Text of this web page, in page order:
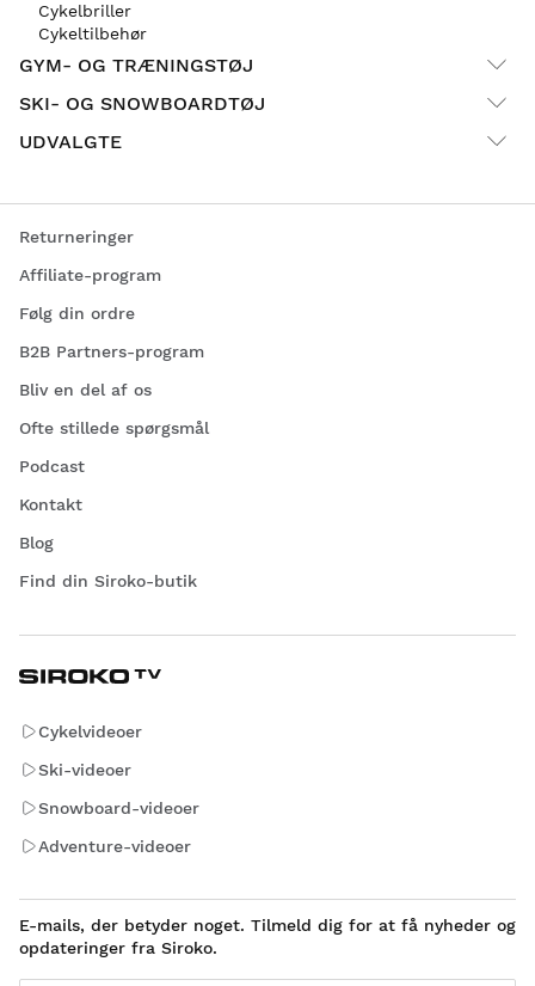
Cykelbriller
Cykeltilbehør
GYM- OG TRÆNINGSTØJ
SKI- OG SNOWBOARDTØJ
UDVALGTE
Returneringer
Affiliate-program
Følg din ordre
B2B Partners-program
Bliv en del af os
Ofte stillede spørgsmål
Podcast
Kontakt
Blog
Find din Siroko-butik
Cykelvideoer
Ski-videoer
Snowboard-videoer
Adventure-videoer
E-mails, der betyder noget. Tilmeld dig for at få nyheder og
opdateringer fra Siroko.